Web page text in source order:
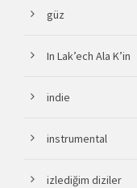
güz
In Lak’ech Ala K’in
indie
instrumental
izlediğim diziler